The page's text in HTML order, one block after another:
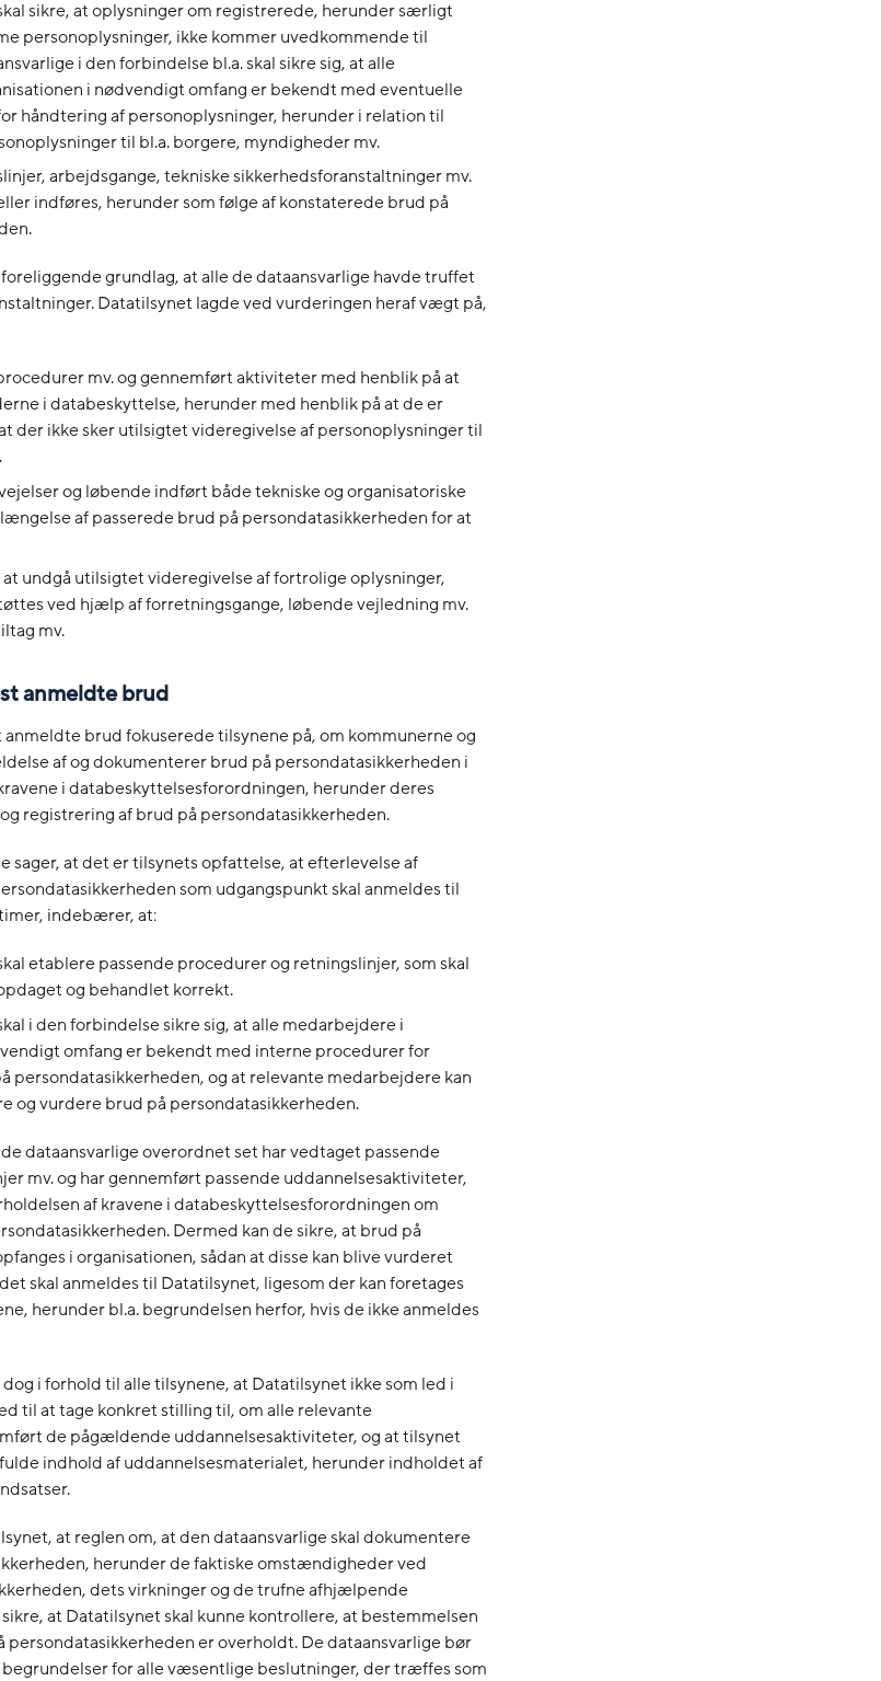
sikre, at oplysninger om registrerede, herunder særligt
personoplysninger, ikke kommer uvedkommende til
i den forbindelse bl.a. skal sikre sig, at alle
i nødvendigt omfang er bekendt med eventuelle
håndtering af personoplysninger, herunder i relation til
til bl.a. borgere, myndigheder mv.
arbejdsgange, tekniske sikkerhedsforanstaltninger mv.
indføres, herunder som følge af konstaterede brud på
grundlag, at alle de dataansvarlige havde truffet
Datatilsynet lagde ved vurderingen heraf vægt på,
mv. og gennemført aktiviteter med henblik på at
i databeskyttelse, herunder med henblik på at de er
der ikke sker utilsigtet videregivelse af personoplysninger til
og løbende indført både tekniske og organisatoriske
af passerede brud på persondatasikkerheden for at
undgå utilsigtet videregivelse af fortrolige oplysninger,
ved hjælp af forretningsgange, løbende vejledning mv.
mv.
anmeldte brud
brud fokuserede tilsynene på, om kommunerne og
af og dokumenterer brud på persondatasikkerheden i
i databeskyttelsesforordningen, herunder deres
registrering af brud på persondatasikkerheden.
sager, at det er tilsynets opfattelse, at efterlevelse af
som udgangspunkt skal anmeldes til
indebærer, at:
etablere passende procedurer og retningslinjer, som skal
og behandlet korrekt.
i den forbindelse sikre sig, at alle medarbejdere i
omfang er bekendt med interne procedurer for
persondatasikkerheden, og at relevante medarbejdere kan
og vurdere brud på persondatasikkerheden.
dataansvarlige overordnet set har vedtaget passende
mv. og har gennemført passende uddannelsesaktiviteter,
af kravene i databeskyttelsesforordningen om
Dermed kan de sikre, at brud på
i organisationen, sådan at disse kan blive vurderet
skal anmeldes til Datatilsynet, ligesom der kan foretages
herunder bl.a. begrundelsen herfor, hvis de ikke anmeldes
i forhold til alle tilsynene, at Datatilsynet ikke som led i
til at tage konkret stilling til, om alle relevante
de pågældende uddannelsesaktiviteter, og at tilsynet
indhold af uddannelsesmaterialet, herunder indholdet af
at reglen om, at den dataansvarlige skal dokumentere
herunder de faktiske omstændigheder ved
dets virkninger og de trufne afhjælpende
at Datatilsynet skal kunne kontrollere, at bestemmelsen
persondatasikkerheden er overholdt. De dataansvarlige bør
for alle væsentlige beslutninger, der træffes som